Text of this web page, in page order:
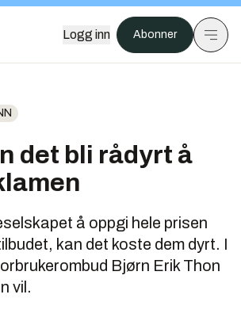
Logg inn Abonner
det bli rådyrt å
å oppgi hele prisen
kan det koste dem dyrt. I
Bjørn Erik Thon
vil.